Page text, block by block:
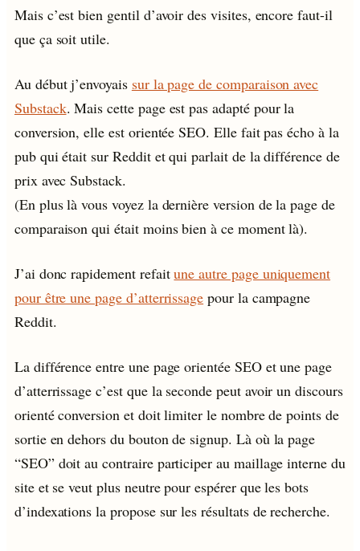
Mais c’est bien gentil d’avoir des visites, encore faut-il
que ça soit utile.
Au début j’envoyais sur la page de comparaison avec
Substack. Mais cette page est pas adapté pour la
conversion, elle est orientée SEO. Elle fait pas écho à la
pub qui était sur Reddit et qui parlait de la différence de
prix avec Substack.
(En plus là vous voyez la dernière version de la page de
comparaison qui était moins bien à ce moment là).
J’ai donc rapidement refaitune autre page uniquement
pour être une page d’atterrissage pour la campagne
Reddit.
La différence entre une page orientée SEO et une page
d’atterrissage c’est que la seconde peut avoir un discours
orienté conversion et doit limiter le nombre de points de
sortie en dehors du bouton de signup. Là où la page
“SEO” doit au contraire participer au maillage interne du
site et se veut plus neutre pour espérer que les bots
d’indexations la propose sur les résultats de recherche.